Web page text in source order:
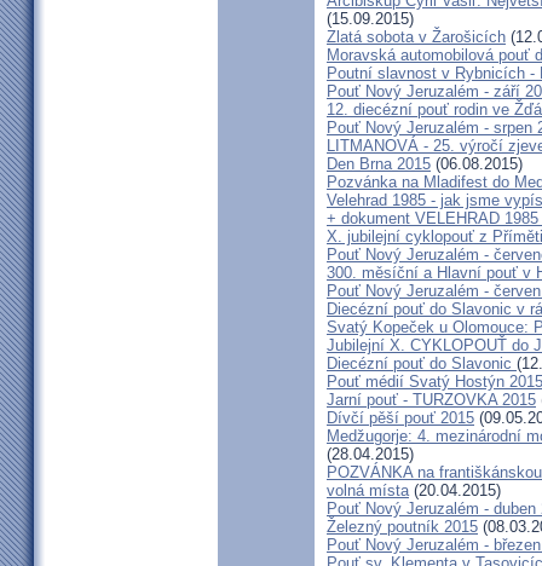
(15.09.2015)
Zlatá sobota v Žarošicích
Moravská automobilová pouť
Poutní slavnost v Rybnicích -
Pouť Nový Jeruzalém - září
12. diecézní pouť rodin ve
Pouť Nový Jeruzalém - srpen
LITMANOVÁ - 25. výročí
Den Brna 2015 (06.08.2015)
Pozvánka na Mladifest do
Velehrad 1985 - jak jsme
+ dokument VELEHRAD
X. jubilejní cyklopouť z
Pouť Nový Jeruzalém -
300. měsíční a Hlavní pouť v
Pouť Nový Jeruzalém -
Diecézní pouť do Slavonic v
Svatý Kopeček u Olomouce:
Jubilejní X. CYKLOPOUŤ do
Diecézní pouť do Slavonic
Pouť médií Svatý Hostýn 2015
Jarní pouť - TURZOVKA 2015
Dívčí pěší pouť 2015
Medžugorje: 4. mezinárodní
(28.04.2015)
POZVÁNKA na
volná místa(20.04.2015)
Pouť Nový Jeruzalém - duben
Železný poutník 2015
Pouť Nový Jeruzalém -